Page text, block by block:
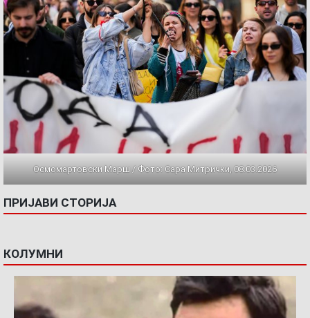
Осмомартовски Марш / Фото: Сара Митрички, 08.03.2026
ПРИЈАВИ СТОРИЈА
КОЛУМНИ